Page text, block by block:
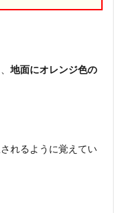
地面にオレンジ色の
れるように覚えてい